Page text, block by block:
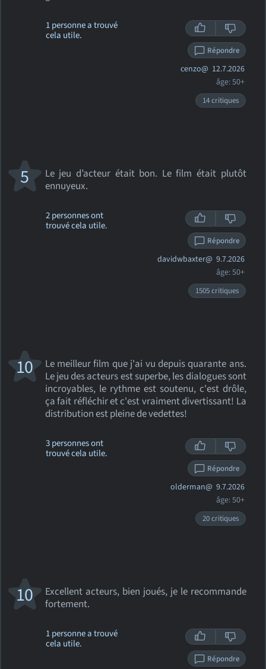
1 personne a trouvé
cela utile.
Répondre
cenzo@ 12.7.2026
âge: 50+
14 critiques
Le jeu d’acteur était bon. Le film était plutôt
ennuyeux.
5
2 personnes ont
trouvé cela utile.
Répondre
davidwbaxter@ 9.7.2026
âge: 50+
1505 critiques
Le meilleur film que j'ai vu depuis quarante ans.
Le jeu des acteurs est superbe, les dialogues sont
incroyables, le rythme est soutenu, c'est drôle,
ça fait réfléchir et c'est vraiment divertissant! La
distribution est pleine de vedettes!
10
3 personnes ont
trouvé cela utile.
Répondre
olderman@ 9.7.2026
âge: 50+
20 critiques
Excellent acteurs, bien joués, je le recommande
fortement.
10
1 personne a trouvé
cela utile.
Répondre